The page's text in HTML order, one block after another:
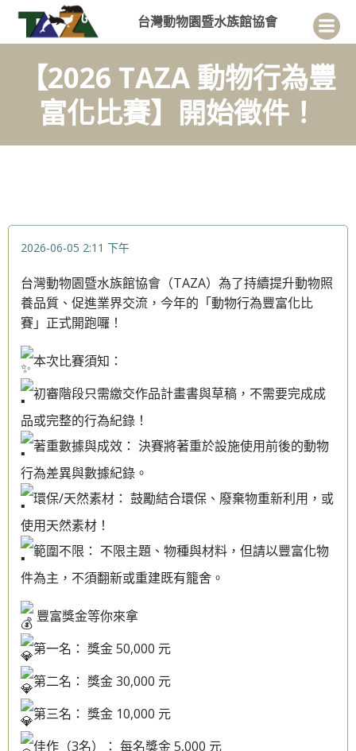
to
content
台灣動物園暨水族館協會
【2026 TAZA 動物行為豐
富化比賽】開始徵件！
2026-06-05 2:11 下午
台灣動物園暨水族館協會（TAZA）為了持續提升動物照
養品質、促進業界交流，今年的「動物行為豐富化比
賽」正式開跑囉！
本次比賽須知：
初審階段只需繳交作品計畫書與草稿，不需要完成成
品或完整的行為紀錄！
著重數據與成效： 決賽將著重於設施使用前後的動物
行為差異與數據紀錄。
環保/天然素材： 鼓勵結合環保、廢棄物重新利用，或
使用天然素材！
範圍不限： 不限主題、物種與材料，但請以豐富化物
件為主，不須翻新或重建既有籠舍。
豐富獎金等你來拿
第一名： 獎金 50,000 元
第二名： 獎金 30,000 元
第三名： 獎金 10,000 元
佳作（3名）： 每名獎金 5,000 元